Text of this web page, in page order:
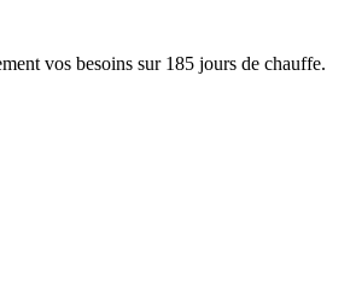
vos besoins sur 185 jours de chauffe.